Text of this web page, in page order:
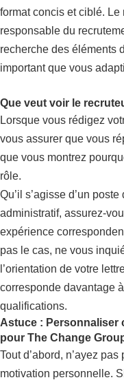
format concis et ciblé.
responsable du
recherche des éléments
important que vous
Que veut voir le
Lorsque vous rédigez
vous assurer que vous
que vous montrez
rôle.
Qu’il s’agisse d’un
administratif, assurez-
expérience
pas le cas, ne vous
l’orientation de votre
corresponde davantage
qualifications.
Astuce : Personnaliser
pour The Change
Tout d’abord, n’ayez
motivation personnelle.